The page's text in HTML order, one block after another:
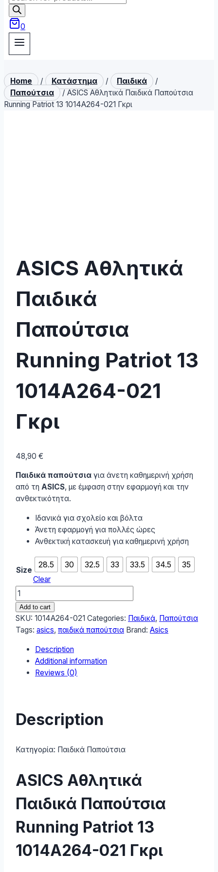
search
0
Home / Κατάστημα / Παιδικά
/
Παπούτσια
/ ASICS Αθλητικά Παιδικά Παπούτσια
Running Patriot 13 1014A264-021 Γκρι
ASICS Αθλητικά
Παιδικά
Παπούτσια
Running Patriot 13
1014A264-021
Γκρι
48,90 €
Παιδικά παπούτσια για άνετη καθημερινή χρήση
από τη ASICS, με έμφαση στην εφαρμογή και την
ανθεκτικότητα.
Ιδανικά για σχολείο και βόλτα
Άνετη εφαρμογή για πολλές ώρες
Ανθεκτική κατασκευή για καθημερινή χρήση
Size
28.5 30 32.5 33 33.5 34.5 35
Clear
ASICS
Αθλητικά
Παιδικά
Παπούτσια
Patriot
1014A264-
Add to cart
SKU: 1014A264-021 Categories: Παιδικά, Παπούτσια
Tags: asics, παιδικά παπούτσια Brand: Asics
Description
Additional information
Reviews (0)
Description
Κατηγορία: Παιδικά Παπούτσια
ASICS Αθλητικά
Παιδικά Παπούτσια
Running Patriot 13
1014A264-021 Γκρι